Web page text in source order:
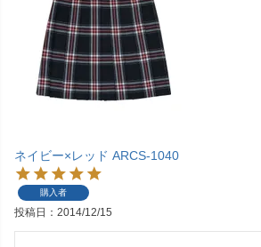
ネイビー×レッド ARCS-1040
購入者
投稿日 2014/12/15